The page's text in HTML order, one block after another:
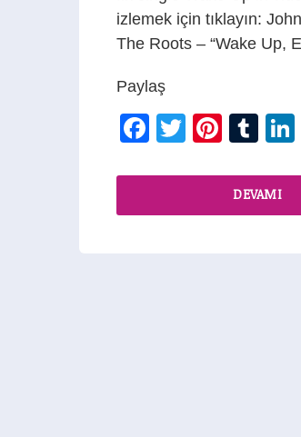
izlemek için tıklayın:
The Roots – “Wake Up,
Paylaş
Facebook
Twitter
DEVAMI